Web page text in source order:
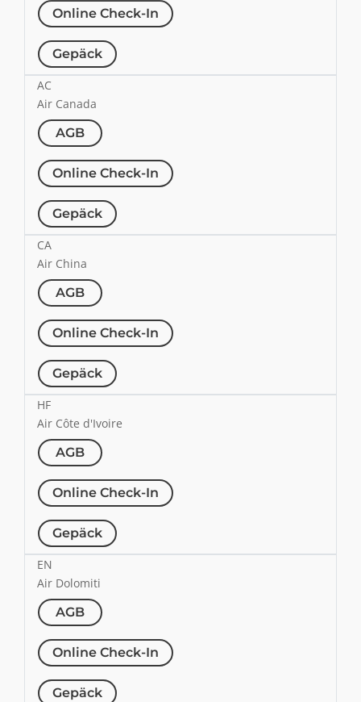
Online Check-In
Gepäck
AC
Air Canada
AGB
Online Check-In
Gepäck
CA
Air China
AGB
Online Check-In
Gepäck
HF
Air Côte d'Ivoire
AGB
Online Check-In
Gepäck
EN
Air Dolomiti
AGB
Online Check-In
Gepäck